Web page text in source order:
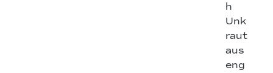
h
Unk
raut
aus
eng